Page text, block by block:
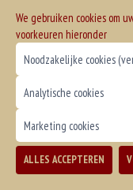
We gebruiken cookies om
voorkeuren hieronder
Noodzakelijke cookies
Analytische cookies
Marketing cookies
ALLES ACCEPTEREN